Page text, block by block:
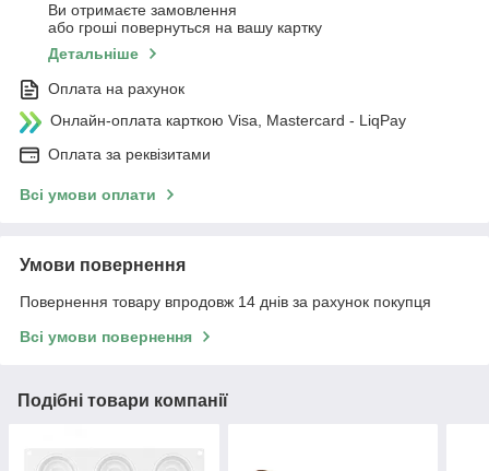
Ви отримаєте замовлення
або гроші повернуться на вашу картку
Детальніше
Оплата на рахунок
Онлайн-оплата карткою Visa, Mastercard - LiqPay
Оплата за реквізитами
Всі умови оплати
Умови повернення
Повернення товару впродовж 14 днів за рахунок покупця
Всі умови повернення
Подібні товари компанії